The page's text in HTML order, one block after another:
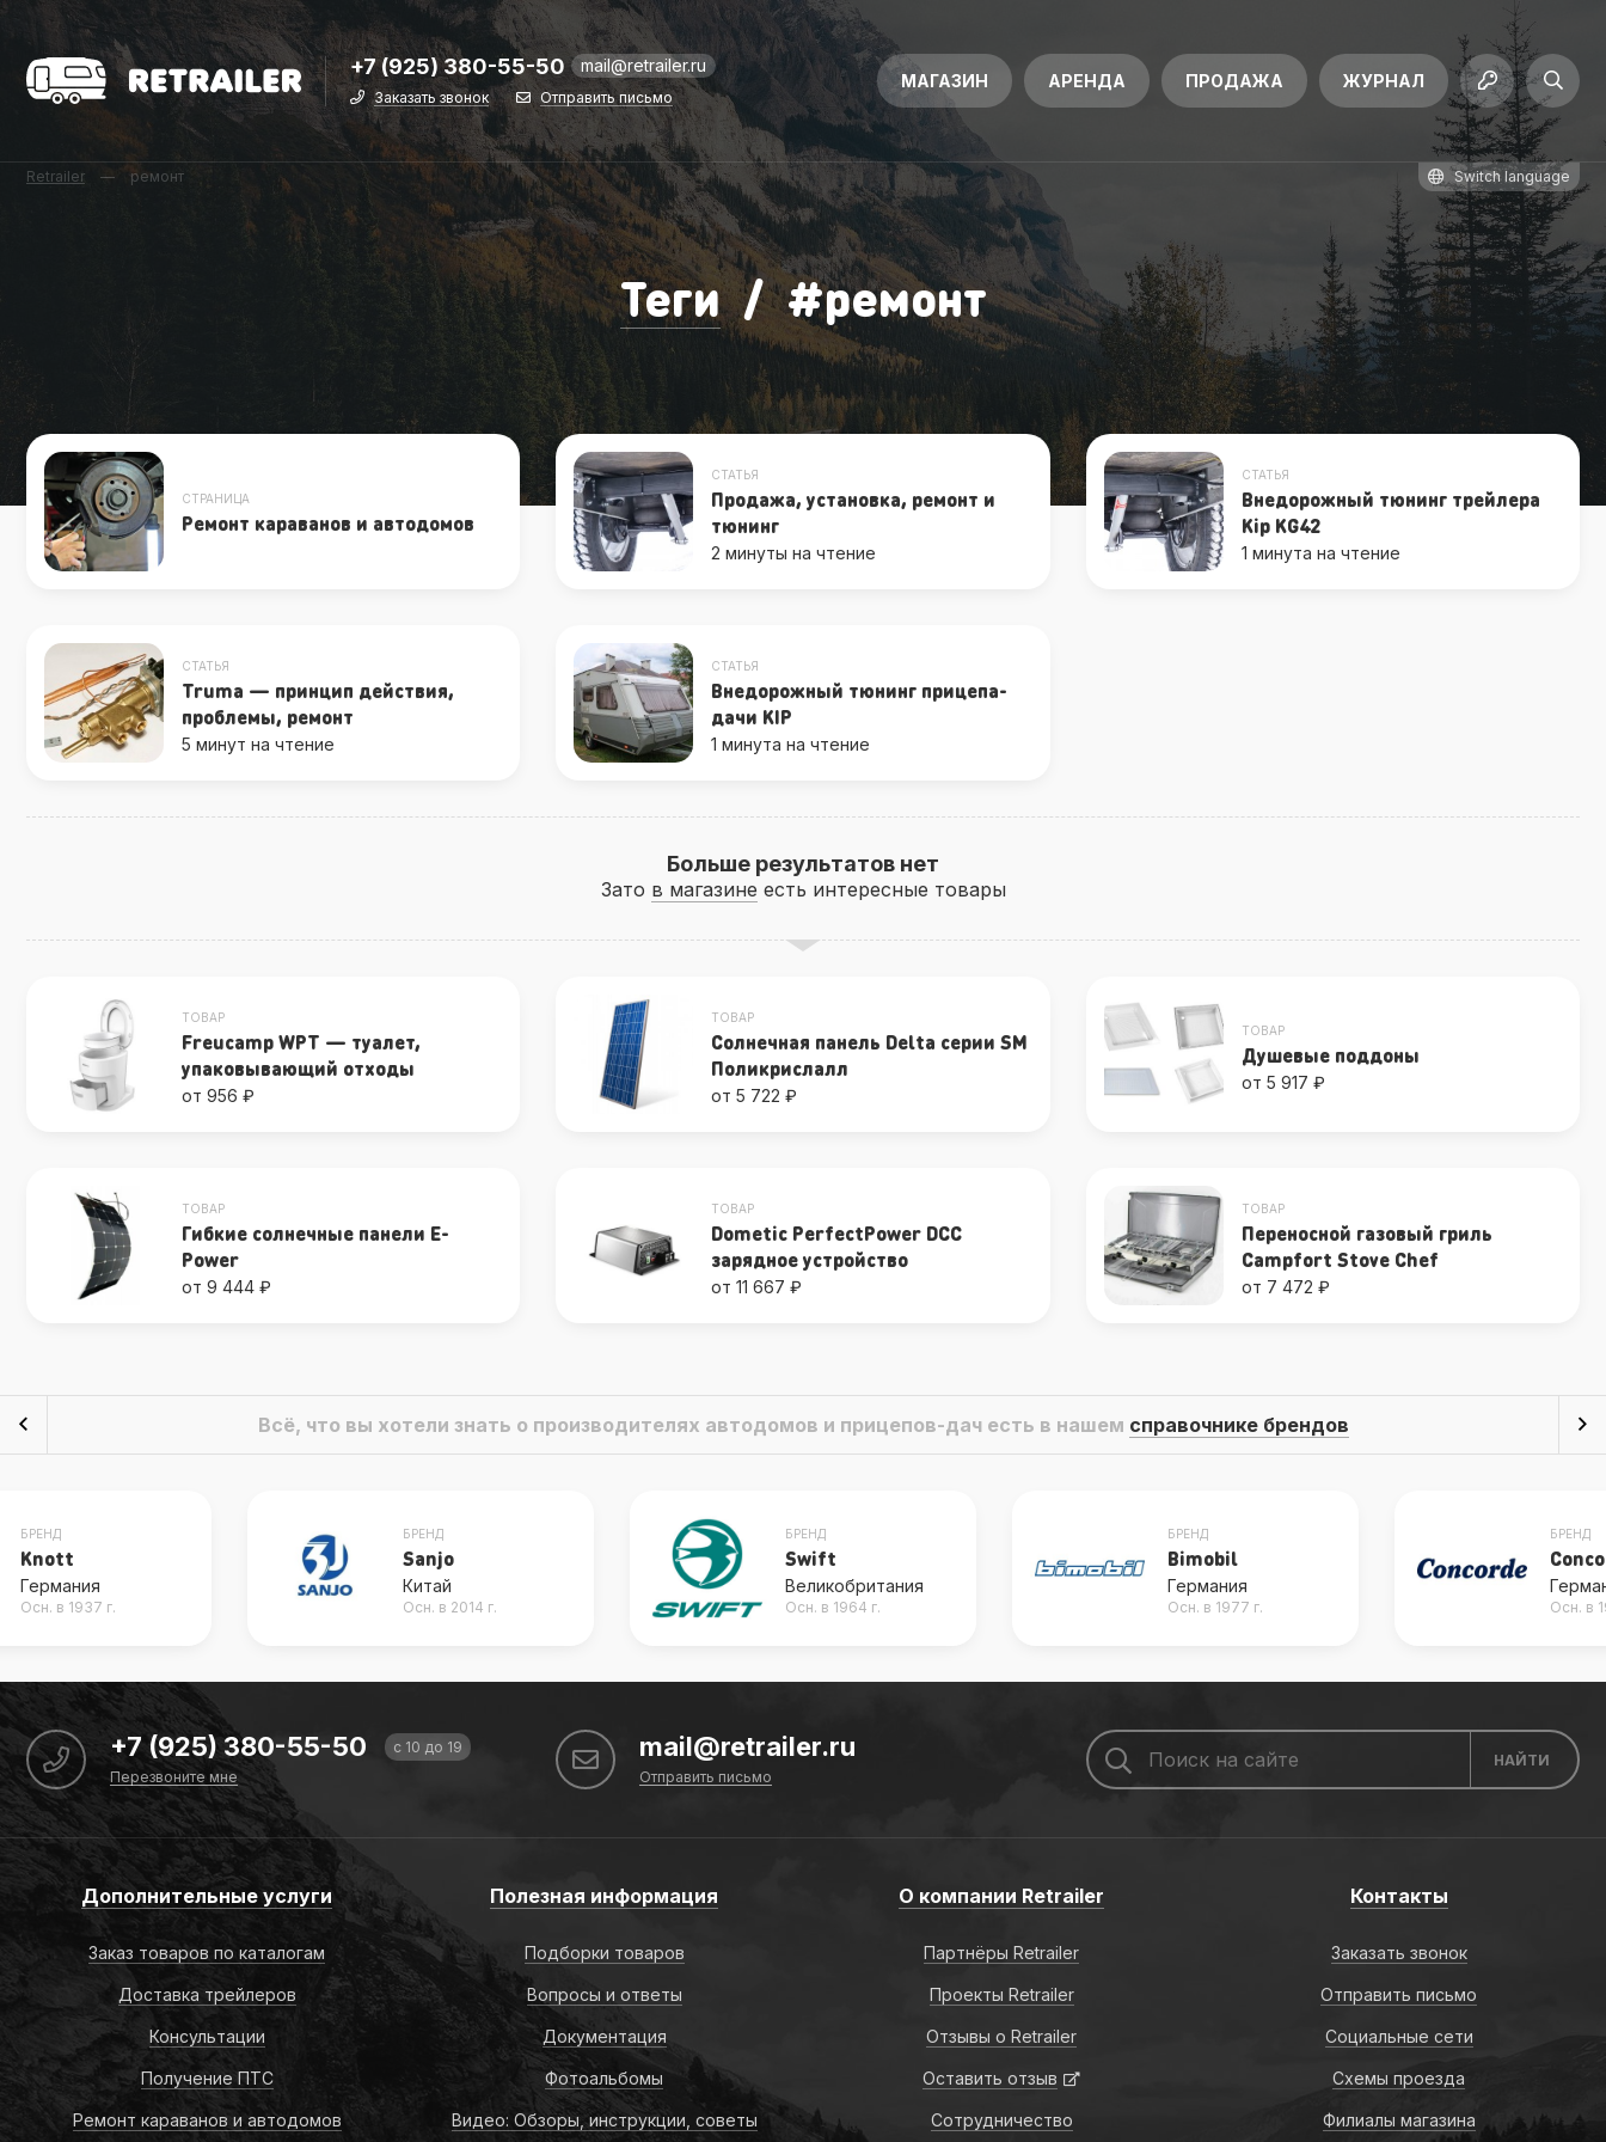
+7 (925) 380-55-50 mail@retrailer.ru
Заказать звонок Отправить письмо
МАГАЗИН АРЕНДА ПРОДАЖА ЖУРНАЛ
Retrailer — ремонт Switch language
Теги /#ремонт
СТРАНИЦА
Ремонт караванов и автодомов
СТАТЬЯ
Продажа, установка, ремонт и
тюнинг
2 минуты на чтение
СТАТЬЯ
Внедорожный тюнинг трейлера
Kip KG42
1 минута на чтение
СТАТЬЯ
Truma — принцип действия,
проблемы, ремонт
5 минут на чтение
СТАТЬЯ
Внедорожный тюнинг прицепа-
дачи KIP
1 минута на чтение
Больше результатов нет
Зато в магазине есть интересные товары
ТОВАР
Freucamp WPT — туалет,
упаковывающий отходы
от 956 ₽
ТОВАР
Солнечная панель Delta серии SM
Поликрислалл
от 5 722 ₽
ТОВАР
Душевые поддоны
от 5 917 ₽
ТОВАР
Гибкие солнечные панели E-
Power
от 9 444 ₽
ТОВАР
Dometic PerfectPower DCC
зарядное устройство
от 11 667 ₽
ТОВАР
Переносной газовый гриль
Campfort Stove Chef
от 7 472 ₽
Всё, что вы хотели знать о производителях автодомов и прицепов-дач есть в нашем справочнике брендов
БРЕНД
Sanjo
Китай
Осн. в 2014 г.
БРЕНД
Swift
Великобритания
Осн. в 1964 г.
БРЕНД
Bimobil
Германия
Осн. в 1977 г.
БРЕНД
Concorde
Германия
Осн. в 1981 г.
БРЕНД
Sika
Осн. в
+7 (925) 380-55-50
с 10 до 19
Перезвоните мне
mail@retrailer.ru
Отправить письмо
Дополнительные услуги
Заказ товаров по каталогам
Доставка трейлеров
Консультации
Получение ПТС
Ремонт караванов и автодомов
Полезная информация
Подборки товаров
Вопросы и ответы
Документация
Фотоальбомы
Видео: Обзоры, инструкции, советы
О компании Retrailer
Партнёры Retrailer
Проекты Retrailer
Отзывы о Retrailer
Оставить отзыв
Сотрудничество
Контакты
Заказать звонок
Отправить письмо
Социальные сети
Схемы проезда
Филиалы магазина